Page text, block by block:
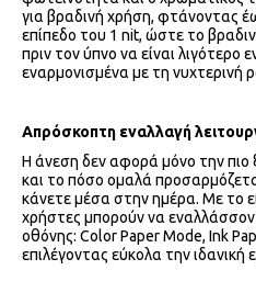
για βραδινή χρήση, φτάνοντας
επίπεδο του 1 nit, ώστε το
πριν τον ύπνο να είναι λιγότερο
εναρμονισμένα με τη νυχτερινή
Απρόσκοπτη εναλλαγή
Η άνεση δεν αφορά μόνο την
και το πόσο ομαλά
κάνετε μέσα στην ημέρα. Με το
χρήστες μπορούν να
οθόνης: Color Paper Mode, Ink
επιλέγοντας εύκολα την ιδανική